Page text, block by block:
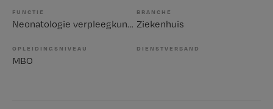
FUNCTIE
Neonatologie verpleegkundige
BRANCHE
Ziekenhuis
OPLEIDINGSNIVEAU
MBO
DIENSTVERBAND